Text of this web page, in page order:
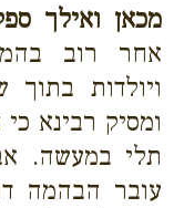
מכאן ואילך
אחר רוב
ויולדות בתוך
ומסיק רבינא
תלי במעשה.
עובר הבהמה